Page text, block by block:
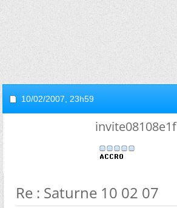
10/02/2007, 23h59
invite08108e1f
Re : Saturne 10 02 07